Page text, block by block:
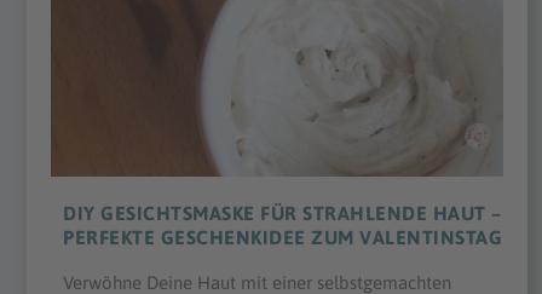
DIY GESICHTSMASKE FÜR STRAHLENDE HAUT –
PERFEKTE GESCHENKIDEE ZUM VALENTINSTAG
Verwöhne Deine Haut mit einer selbstgemachten